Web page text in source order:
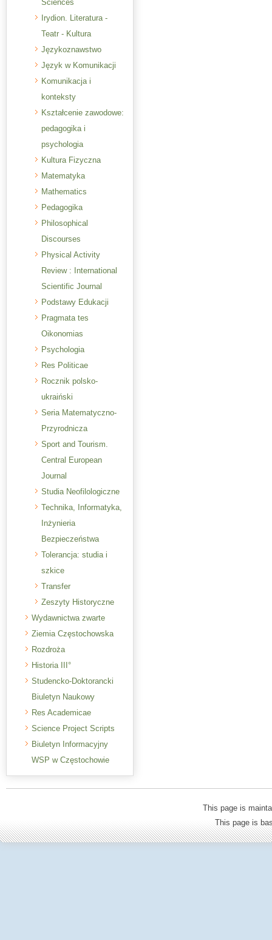
Sciences
Irydion. Literatura -
Teatr - Kultura
Językoznawstwo
Język w Komunikacji
Komunikacja i
konteksty
Kształcenie zawodowe:
pedagogika i
psychologia
Kultura Fizyczna
Matematyka
Mathematics
Pedagogika
Philosophical
Discourses
Physical Activity
Review : International
Scientific Journal
Podstawy Edukacji
Pragmata tes
Oikonomias
Psychologia
Res Politicae
Rocznik polsko-
ukraiński
Seria Matematyczno-
Przyrodnicza
Sport and Tourism.
Central European
Journal
Studia Neofilologiczne
Technika, Informatyka,
Inżynieria
Bezpieczeństwa
Tolerancja: studia i
szkice
Transfer
Zeszyty Historyczne
Wydawnictwa zwarte
Ziemia Częstochowska
Rozdroża
Historia III°
Studencko-Doktorancki
Biuletyn Naukowy
Res Academicae
Science Project Scripts
Biuletyn Informacyjny
WSP w Częstochowie
This page is
This page is